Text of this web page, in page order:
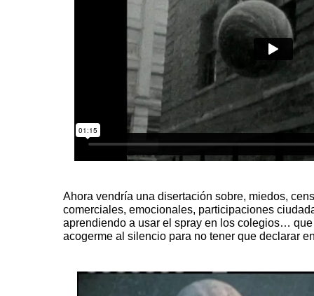
Ahora vendría una disertación sobre, miedos,
comerciales, emocionales, participaciones
aprendiendo a usar el spray en los colegios…
acogerme al silencio para no tener que declarar